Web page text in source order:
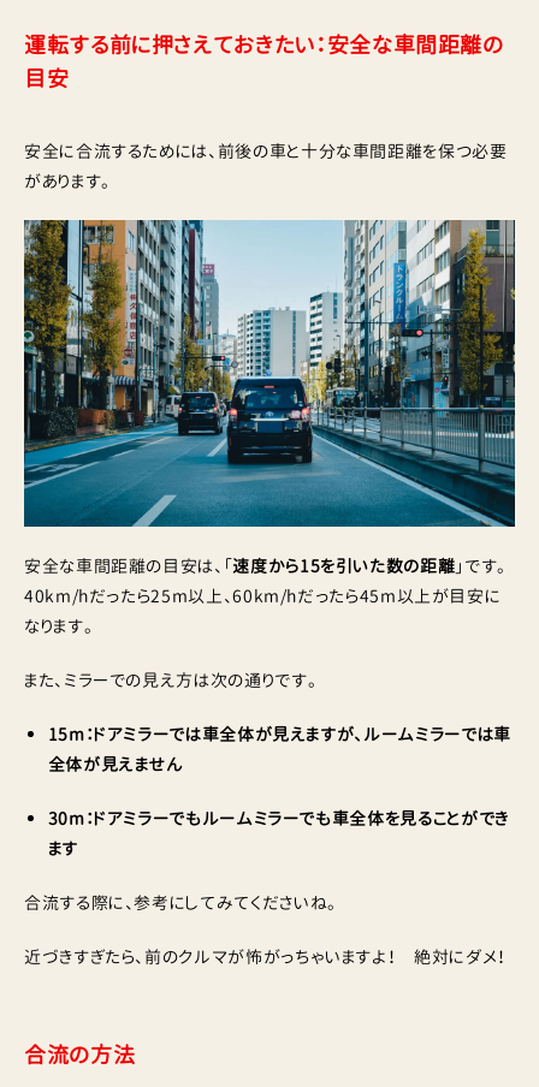
運転する前に押さえておきたい：安全な車間距離の
目安
安全に合流するためには、前後の車と十分な車間距離を保つ必要
があります。
安全な車間距離の目安は、「速度から15を引いた数の距離 」です。
40km/hだったら25m以上、60km/hだったら45m以上が目安に
なります。
また、ミラーでの見え方は次の通りです。
15m：ドアミラーでは車全体が見えますが、ルームミラーでは車
全体が見えません
30m：ドアミラーでもルームミラーでも車全体を見ることができ
ます
合流する際に、参考にしてみてくださいね。
近づきすぎたら、前のクルマが怖がっちゃいますよ！ 絶対にダメ！
合流の方法